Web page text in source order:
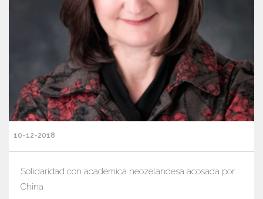
10-12-2018
Solidaridad con académica neozelandesa acosada por
China